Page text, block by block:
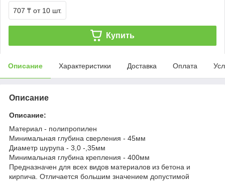
707 ₸ от 10 шт.
Купить
Описание Характеристики Доставка Оплата
Описание
Описание:
Материал - полипропилен
Минимальная глубина сверления - 45мм
Диаметр шурупа - 3,0 -,35мм
Минимальная глубина крепления - 400мм
Предназначен для всех видов материалов из бетона и
кирпича. Отличается большим значением допустимой